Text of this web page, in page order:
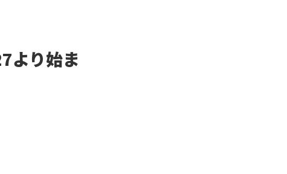
より始ま